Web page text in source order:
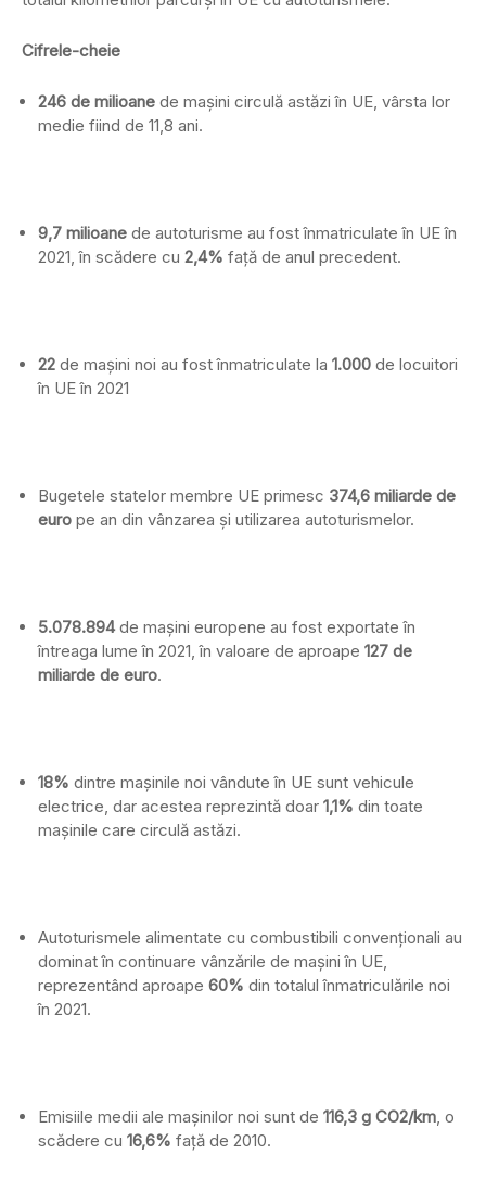
Cifrele-cheie
246 de milioane de mașini circulă astăzi în UE, vârsta lor
medie fiind de 11,8 ani.
9,7 milioane de autoturisme au fost înmatriculate în UE în
2021, în scădere cu 2,4% față de anul precedent.
22 de mașini noi au fost înmatriculate la 1.000 de locuitori
în UE în 2021
Bugetele statelor membre UE primesc 374,6 miliarde de
euro pe an din vânzarea și utilizarea autoturismelor.
5.078.894de mașini europene au fost exportate în
întreaga lume în 2021, în valoare de aproape 127 de
miliarde de euro.
18% dintre mașinile noi vândute în UE sunt vehicule
electrice, dar acestea reprezintă doar 1,1% din toate
mașinile care circulă astăzi.
Autoturismele alimentate cu combustibili convenționali au
dominat în continuare vânzările de mașini în UE,
reprezentând aproape 60% din totalul înmatriculările noi
în 2021.
Emisiile medii ale mașinilor noi sunt de 116,3 g CO2/km, o
scădere cu 16,6% față de 2010.